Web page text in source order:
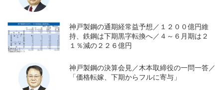
神戸製鋼の通期経常益予想／１２００億円維
持、鉄鋼は下期黒字転換へ／４～６月期は２
１％減の２２６億円
神戸製鋼の決算会見／木本取締役の一問一答／
「価格転嫁、下期からフルに寄与」